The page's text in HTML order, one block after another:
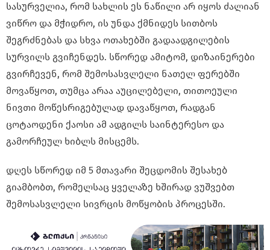
სასურველია, რომ სახლის ეს ნაწილი არ იყოს ძალიან
ვიწრო და მჭიდრო, ის უნდა ქმნიდეს სითბოს
შეგრძნებას და სხვა ოთახებში გადაადგილების
სურვილს გვიჩენდეს. სწორედ ამიტომ, დიზაინერები
გვირჩევენ, რომ შემოსასვლელი ნათელ ფერებში
მოვაწყოთ, თუმცა არაა აუცილებელი, თითოეული
ნივთი მოწესრიგებულად დავაწყოთ, რადგან
ცოტაოდენი ქაოსი ამ ადგილს საინტერესო და
გამორჩეულ ხიბლს მისცემს.
დღეს სწორედ იმ 5 მთავარი შეცდომის შესახებ
გიამბობთ, რომელსაც ყველაზე ხშირად ვუშვებთ
შემოსასვლელი სივრცის მოწყობის პროცესში.